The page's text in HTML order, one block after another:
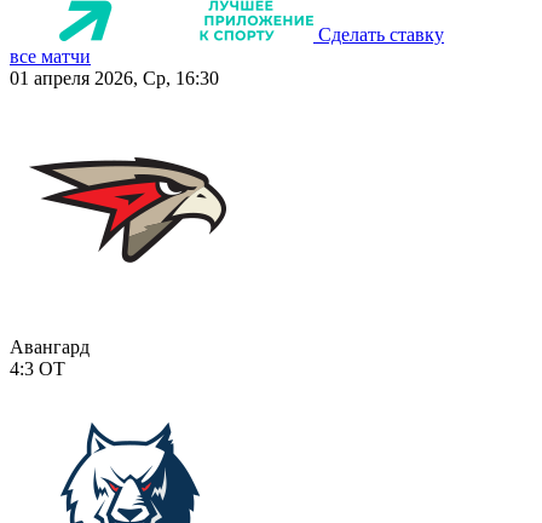
Сделать ставку
все матчи
01 апреля 2026, Ср, 16:30
Авангард
4:3 ОТ